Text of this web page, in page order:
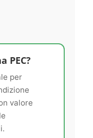
PEC?
per
valore